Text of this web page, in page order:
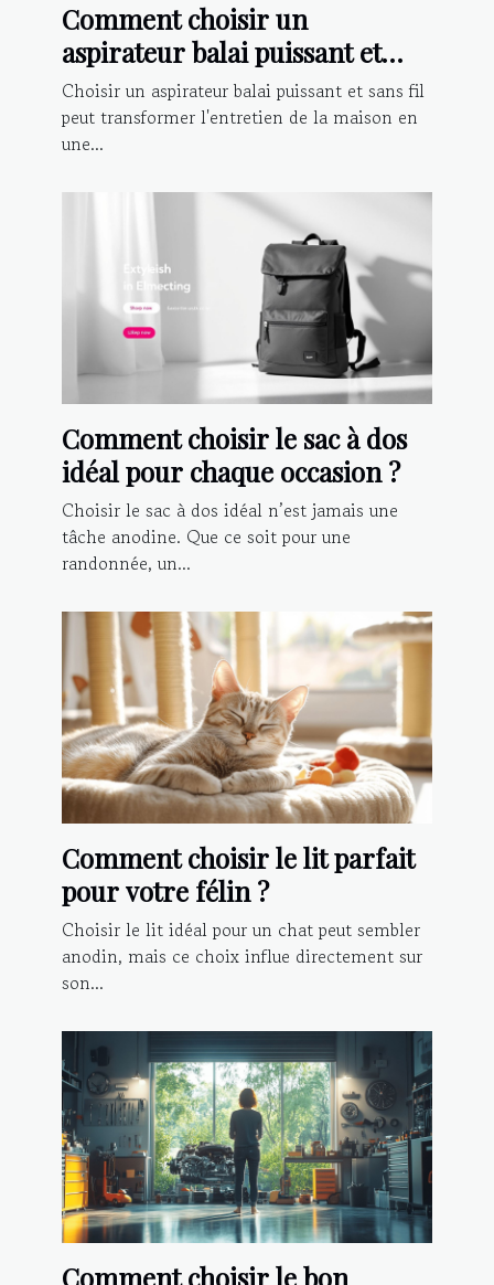
Comment choisir un
aspirateur balai puissant et
sans fil ?
Choisir un aspirateur balai puissant et sans fil
peut transformer l'entretien de la maison en
une...
Comment choisir le sac à dos
idéal pour chaque occasion ?
Choisir le sac à dos idéal n’est jamais une
tâche anodine. Que ce soit pour une
randonnée, un...
Comment choisir le lit parfait
pour votre félin ?
Choisir le lit idéal pour un chat peut sembler
anodin, mais ce choix influe directement sur
son...
Comment choisir le bon